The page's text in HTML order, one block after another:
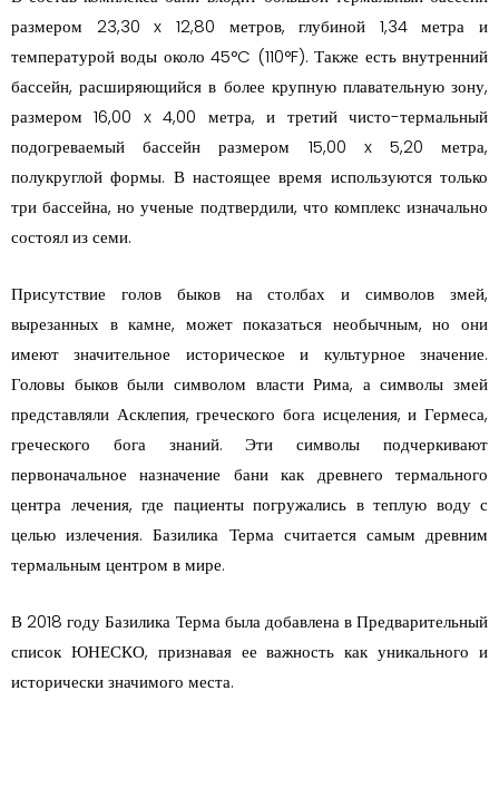
размером 23,30 x 12,80 метров, глубиной 1,34 метра и
температурой воды около 45°C (110°F). Также есть внутренний
бассейн, расширяющийся в более крупную плавательную зону,
размером 16,00 x 4,00 метра, и третий чисто-термальный
подогреваемый бассейн размером 15,00 x 5,20 метра,
полукруглой формы. В настоящее время используются только
три бассейна, но ученые подтвердили, что комплекс изначально
состоял из семи.
Присутствие голов быков на столбах и символов змей,
вырезанных в камне, может показаться необычным, но они
имеют значительное историческое и культурное значение.
Головы быков были символом власти Рима, а символы змей
представляли Асклепия, греческого бога исцеления, и Гермеса,
греческого бога знаний. Эти символы подчеркивают
первоначальное назначение бани как древнего термального
центра лечения, где пациенты погружались в теплую воду с
целью излечения. Базилика Терма считается самым древним
термальным центром в мире.
В 2018 году Базилика Терма была добавлена в Предварительный
список ЮНЕСКО, признавая ее важность как уникального и
исторически значимого места.